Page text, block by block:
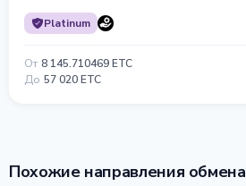
Platinum
От 8 145.710469 ETC
До 57 020 ETC
Похожие направления обмена